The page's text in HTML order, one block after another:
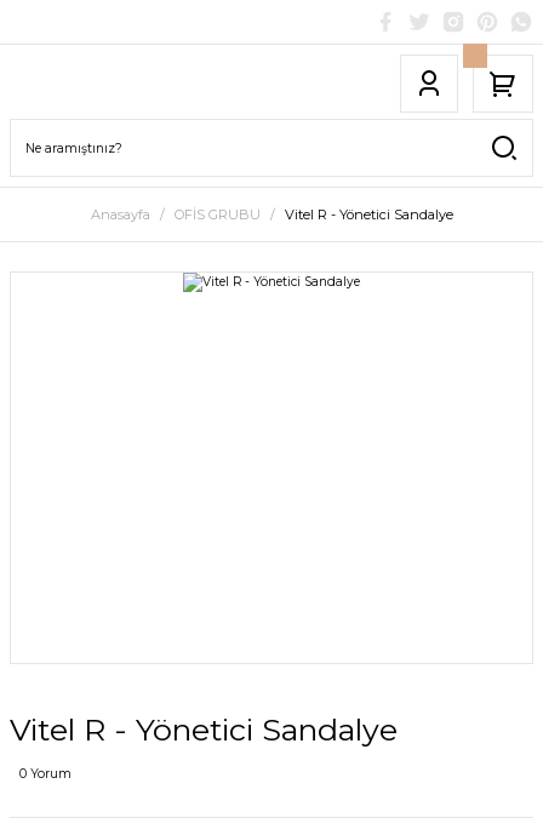
Anasayfa OFİS GRUBU Vitel R - Yönetici Sandalye
Vitel R - Yönetici Sandalye
0 Yorum